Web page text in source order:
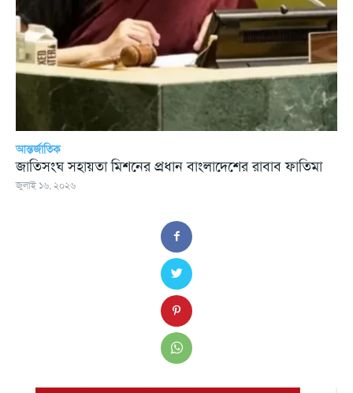
আন্তর্জাতিক
জাতিসংঘ সহায়তা মিশনের প্রধান বাংলাদেশের রাবাব ফাতিমা
জুলাই ১৬, ২০২৬